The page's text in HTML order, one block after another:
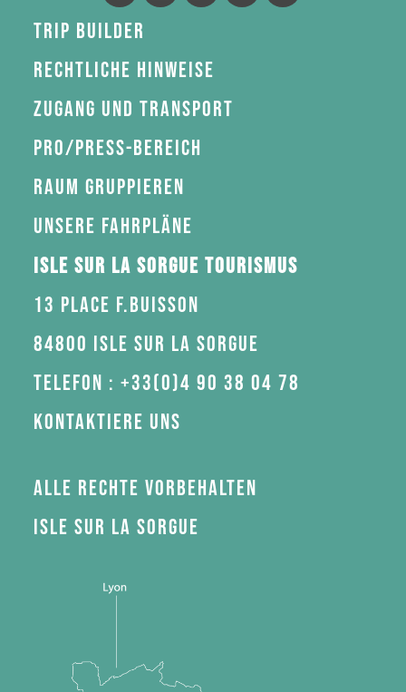
Trip Builder
Rechtliche Hinweise
Zugang und Transport
Pro/Press-Bereich
Raum gruppieren
Unsere Fahrpläne
Isle sur la Sorgue Tourismus
13 Place F.Buisson
84800 Isle sur la Sorgue
Telefon : +33(0)4 90 38 04 78
Kontaktiere uns
Alle Rechte vorbehalten
Isle sur la Sorgue